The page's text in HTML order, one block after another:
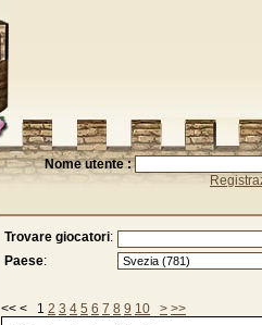
Nome utente :
Trovare giocatori:
Paese:
<< < 1 2 3 4 5 6 7 8 9 10 > >>